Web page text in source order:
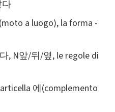
다
a luogo), la forma -
, N앞/뒤/옆, le regole di
에(complemento